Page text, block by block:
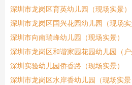
深圳市龙岗区育英幼儿园（现场实景）
深圳市龙岗区国兴花园幼儿园（现场实
深圳市向南瑞峰幼儿园（现场实景）
深圳市龙岗区和谐家园花园幼儿园（户
深圳实验幼儿园侨香路（现场实景）
深圳市龙岗区水岸香幼儿园（现场实景